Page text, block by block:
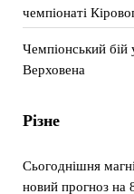
чемпіонаті
Чемпіонський бій
Верховена
Різне
Сьогоднішня
новий прогноз на